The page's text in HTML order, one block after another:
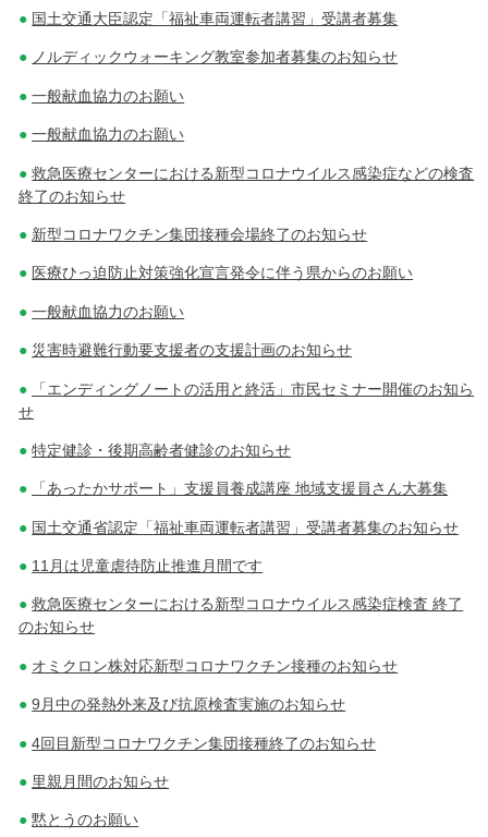
国土交通大臣認定「福祉車両運転者講習」受講者募集
ノルディックウォーキング教室参加者募集のお知らせ
一般献血協力のお願い
一般献血協力のお願い
救急医療センターにおける新型コロナウイルス感染症などの検査
終了のお知らせ
新型コロナワクチン集団接種会場終了のお知らせ
医療ひっ迫防止対策強化宣言発令に伴う県からのお願い
一般献血協力のお願い
災害時避難行動要支援者の支援計画のお知らせ
「エンディングノートの活用と終活」市民セミナー開催のお知ら
せ
特定健診・後期高齢者健診のお知らせ
「あったかサポート」支援員養成講座 地域支援員さん大募集
国土交通省認定「福祉車両運転者講習」受講者募集のお知らせ
11月は児童虐待防止推進月間です
救急医療センターにおける新型コロナウイルス感染症検査 終了
のお知らせ
オミクロン株対応新型コロナワクチン接種のお知らせ
9月中の発熱外来及び抗原検査実施のお知らせ
4回目新型コロナワクチン集団接種終了のお知らせ
里親月間のお知らせ
黙とうのお願い